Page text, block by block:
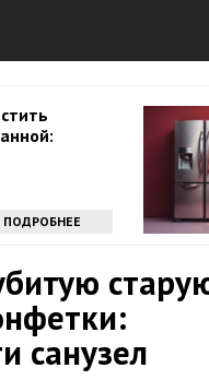
ПОДРОБНЕЕ
санузел